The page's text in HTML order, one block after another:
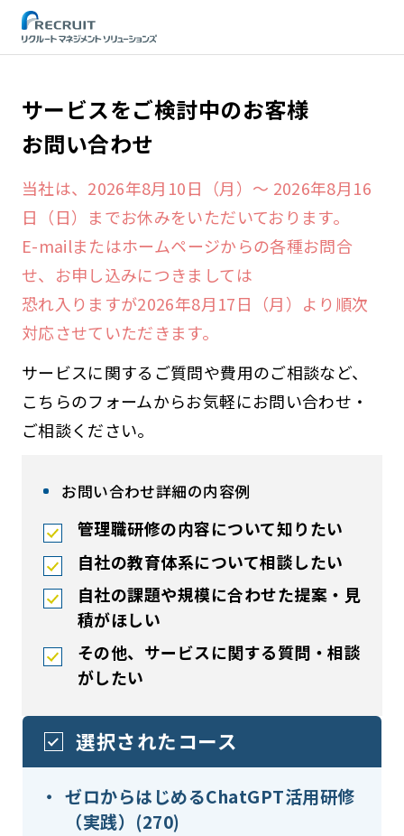
サービスをご検討中のお客様
お問い合わせ
当社は、2026年8月10日（月）～ 2026年8月16
日（日）までお休みをいただいております。
E-mailまたはホームページからの各種お問合
せ、お申し込みにつきましては
恐れ入りますが2026年8月17日（月）より順次
対応させていただきます。
サービスに関するご質問や費用のご相談など、
こちらのフォームからお気軽にお問い合わせ・
ご相談ください。
お問い合わせ詳細の内容例
管理職研修の内容について知りたい
自社の教育体系について相談したい
自社の課題や規模に合わせた提案・見
積がほしい
その他、サービスに関する質問・相談
がしたい
選択されたコース
ゼロからはじめるChatGPT活用研修
（実践）(270)